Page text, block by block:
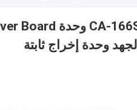
الجهد وحدة إخراج ثابتة